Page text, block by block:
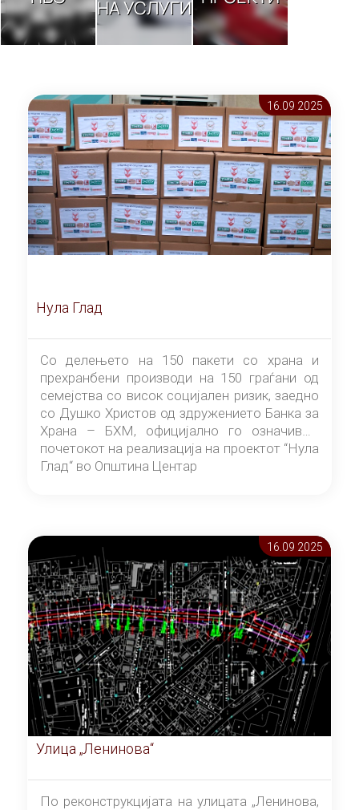
НА УСЛУГИ
16.09 2025
Нула Глад
Со делењето на 150 пакети со храна и
прехранбени производи на 150 граѓани од
семејства со висок социјален ризик, заедно
со Душко Христов од здружението Банка за
Храна – БХМ, официјално го означивме
почетокот на реализација на проектот “Нула
Глад“ во Општина Центар
16.09 2025
Улица „Ленинова“
По реконструкцијата на улицата „Ленинова,